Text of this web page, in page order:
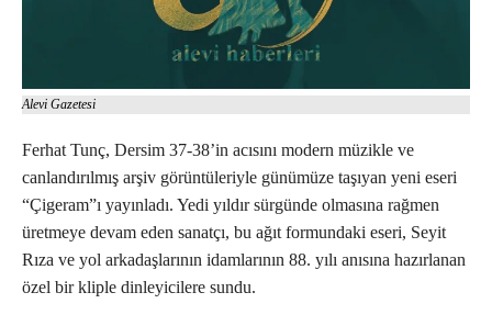
Alevi Gazetesi
Ferhat Tunç, Dersim 37-38’in acısını modern müzikle ve
canlandırılmış arşiv görüntüleriyle günümüze taşıyan yeni eseri
“Çigeram”ı yayınladı. Yedi yıldır sürgünde olmasına rağmen
üretmeye devam eden sanatçı, bu ağıt formundaki eseri, Seyit
Rıza ve yol arkadaşlarının idamlarının 88. yılı anısına hazırlanan
özel bir kliple dinleyicilere sundu.